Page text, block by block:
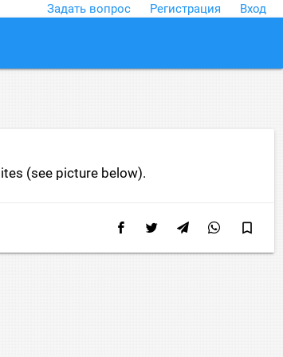
Задать вопрос Регистрация Вход
(see picture below).
bookmark_border